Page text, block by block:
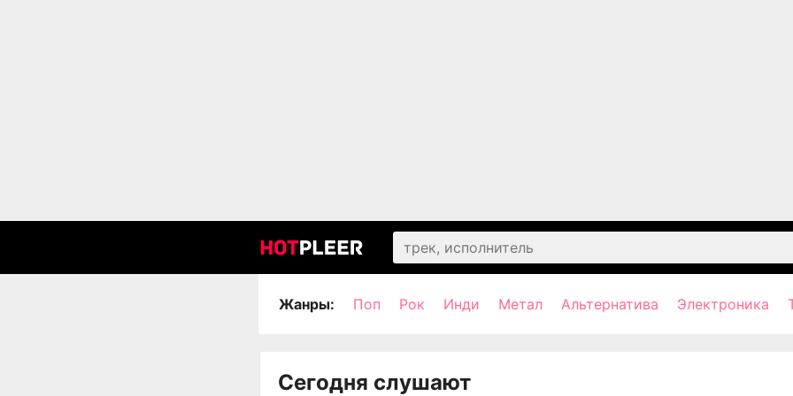
Жанры: Поп Рок Инди Метал Альтернатива Электроника
Сегодня слушают